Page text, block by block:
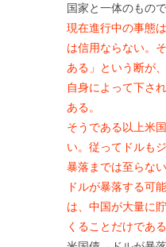
国家と一体のもので
現在進行中の事態
は信用ならない。
ある」という断が
自身によって下さ
ある。
そうである以上米
い。従ってドルも
暴落までは至らな
ドルが暴落する可
は、中国が大量に
くることだけであ